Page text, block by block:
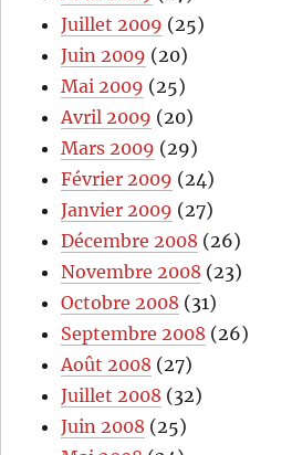
Juillet 2009 (25)
Juin 2009 (20)
Mai 2009 (25)
Avril 2009 (20)
Mars 2009 (29)
Février 2009 (24)
Janvier 2009 (27)
Décembre 2008 (26)
Novembre 2008 (23)
Octobre 2008 (31)
Septembre 2008 (26)
Août 2008 (27)
Juillet 2008 (32)
Juin 2008 (25)